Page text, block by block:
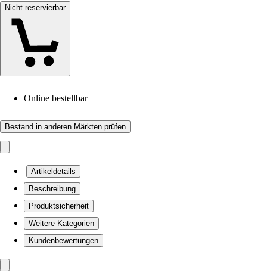
Nicht reservierbar
Online bestellbar
Bestand in anderen Märkten prüfen
Artikeldetails
Beschreibung
Produktsicherheit
Weitere Kategorien
Kundenbewertungen